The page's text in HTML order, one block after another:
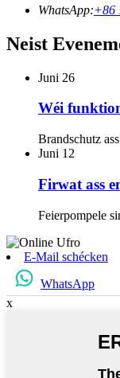
WhatsApp:+86
Neist
Juni 26
Wéi
Brandschutz
Juni 12
Firwat ass
Feierpompele
E-Mail schécken
WhatsApp
x